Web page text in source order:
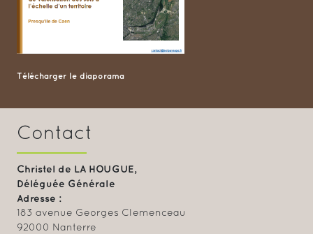
Télécharger le diaporama
Contact
Christel de LA HOUGUE,
Déléguée Générale
Adresse :
183 avenue Georges Clemenceau
92000 Nanterre